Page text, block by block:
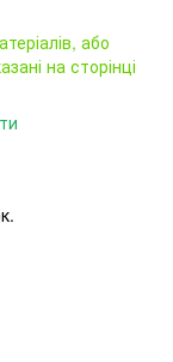
або
на сторінці